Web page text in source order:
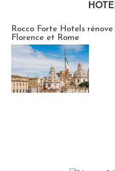
Rocco Forte Hotels
Florence et Rome